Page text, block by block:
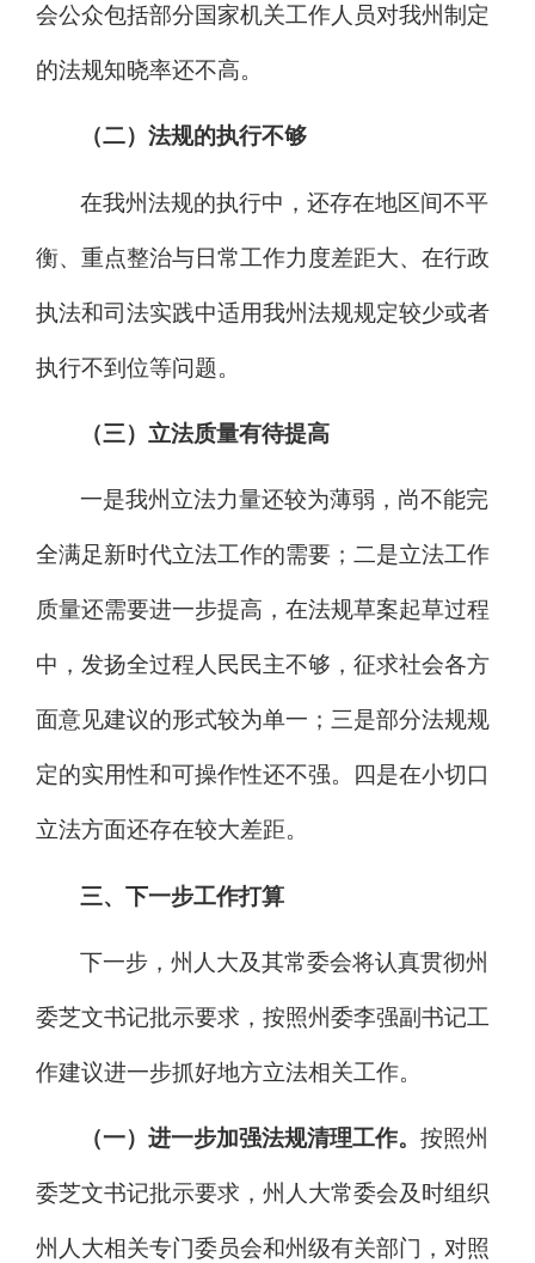
会公众包括部分国家机关工作人员对我州制定
的法规知晓率还不高。
（二）法规的执行不够
在我州法规的执行中，还存在地区间不平
衡、重点整治与日常工作力度差距大、在行政
执法和司法实践中适用我州法规规定较少或者
执行不到位等问题。
（三）立法质量有待提高
一是我州立法力量还较为薄弱，尚不能完
全满足新时代立法工作的需要 ； 二是立法工作
质量还需要进一步提高，在法规草案起草过程
中，发扬全过程人民民主不够，征求社会各方
面意见建议的形式较为单一 ；三是部分法规规
定的实用性和可操作性还不强。四是在小切口
立法方面还存在较大差距。
三、下一步工作打算
下一步，州人大及其常委会将认真贯彻州
委芝文书记批示要求 ，按照州委李强副书记工
作建议进一步抓好地方立法相关工作。
（一）进一步加强法规清理工作。按照州
委芝文书记批示要求，州人大常委会及时组织
州人大相关专门委员会和州级有关部门，对照